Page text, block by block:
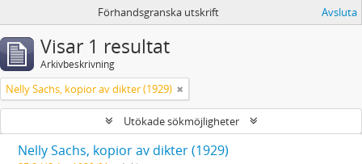
Förhandsgranska utskrift Avsluta
Visar 1 resultat
Arkivbeskrivning
Nelly Sachs, kopior av dikter (1929)
Utökade sökmöjligheter
Nelly Sachs, kopior av dikter (1929)